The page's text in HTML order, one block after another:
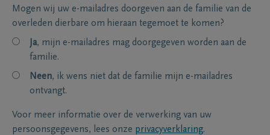
Mogen wij uw e-mailadres doorgeven aan de familie van de
overleden dierbare om hieraan tegemoet te komen?
Ja, mijn e-mailadres mag doorgegeven worden aan de
familie.
Neen, ik wens niet dat de familie mijn e-mailadres
ontvangt.
Voor meer informatie over de verwerking van uw
persoonsgegevens, lees onze privacyverklaring.